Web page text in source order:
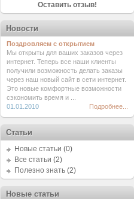
Оставить отзыв!
Новости
Поздровляем с открытием
Мы открыты для ваших заказов через
интернет. Теперь все наши клиенты
получили возможность делать заказы
через наш новый сайт в сети интернет.
Это новые комфортные возможности
сэкономить время и ...
01.01.2010
Подробнее...
Статьи
Новые статьи (0)
Все статьи (2)
Полезно знать (2)
Новые статьи